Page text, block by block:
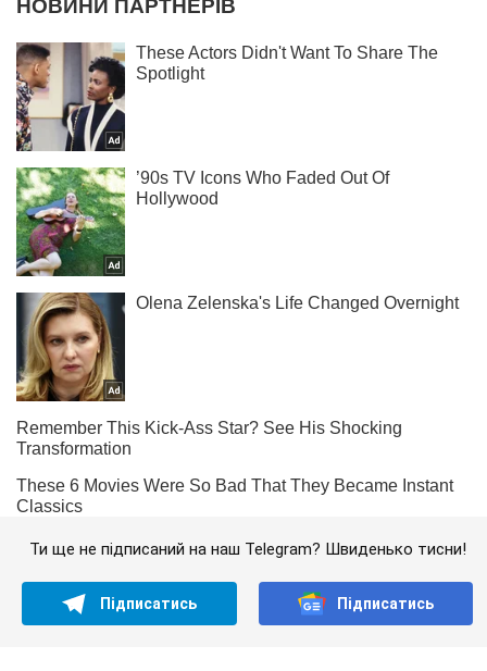
Ти ще не підписаний на наш Telegram? Швиденько тисни!
Підписатись Підписатись